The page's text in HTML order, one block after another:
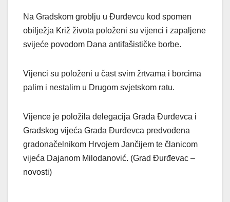
Na Gradskom groblju u Đurđevcu kod spomen
obilježja Križ života položeni su vijenci i zapaljene
svijeće povodom Dana antifašističke borbe.
Vijenci su položeni u čast svim žrtvama i borcima
palim i nestalim u Drugom svjetskom ratu.
Vijence je položila delegacija Grada Đurđevca i
Gradskog vijeća Grada Đurđevca predvođena
gradonačelnikom Hrvojem Jančijem te članicom
vijeća Dajanom Milodanović. (Grad Đurđevac –
novosti)